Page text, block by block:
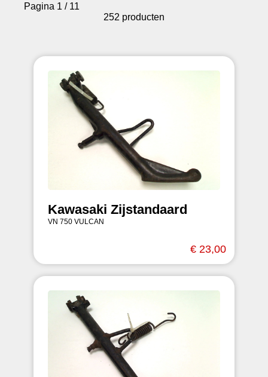
Pagina 1 / 11
252 producten
Kawasaki Zijstandaard
VN 750 VULCAN
€ 23,00